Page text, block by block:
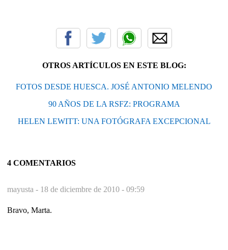
OTROS ARTÍCULOS EN ESTE BLOG:
FOTOS DESDE HUESCA. JOSÉ ANTONIO MELENDO
90 AÑOS DE LA RSFZ: PROGRAMA
HELEN LEWITT: UNA FOTÓGRAFA EXCEPCIONAL
4 COMENTARIOS
mayusta - 18 de diciembre de 2010 - 09:59
Bravo, Marta.